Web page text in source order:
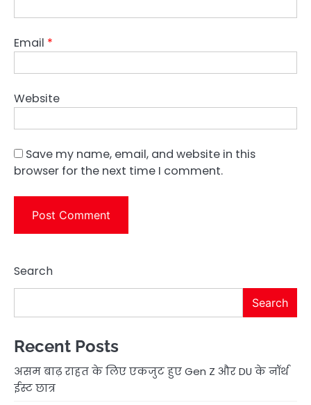
Email *
Website
Save my name, email, and website in this
browser for the next time I comment.
Search
Search
Recent Posts
असम बाढ़ राहत के लिए एकजुट हुए Gen Z और DU के नॉर्थ
ईस्ट छात्र